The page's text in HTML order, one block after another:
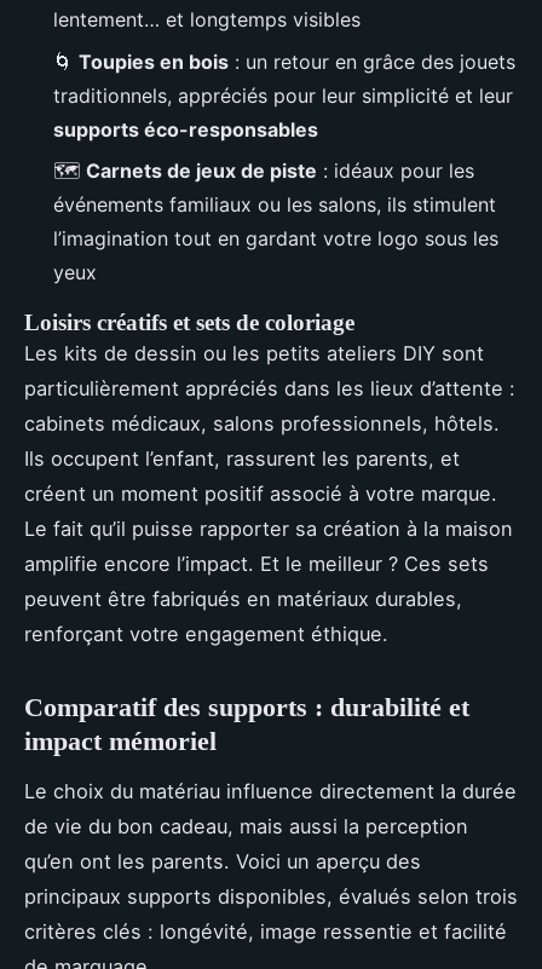
lentement… et longtemps visibles
🌀 Toupies en bois : un retour en grâce des jouets
traditionnels, appréciés pour leur simplicité et leur
supports éco-responsables
🗺️ Carnets de jeux de piste : idéaux pour les
événements familiaux ou les salons, ils stimulent
l’imagination tout en gardant votre logo sous les
yeux
Loisirs créatifs et sets de coloriage
Les kits de dessin ou les petits ateliers DIY sont
particulièrement appréciés dans les lieux d’attente :
cabinets médicaux, salons professionnels, hôtels.
Ils occupent l’enfant, rassurent les parents, et
créent un moment positif associé à votre marque.
Le fait qu’il puisse rapporter sa création à la maison
amplifie encore l’impact. Et le meilleur ? Ces sets
peuvent être fabriqués en matériaux durables,
renforçant votre engagement éthique.
Comparatif des supports : durabilité et
impact mémoriel
Le choix du matériau influence directement la durée
de vie du bon cadeau, mais aussi la perception
qu’en ont les parents. Voici un aperçu des
principaux supports disponibles, évalués selon trois
critères clés : longévité, image ressentie et facilité